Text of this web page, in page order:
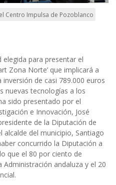
Centro Impulsa de Pozoblanco
para presentar el
Zona Norte’ que implicará a
de casi 789.000 euros
nuevas tecnologías a los
sido presentado por el
e Innovación, José
de la Diputación de
alcalde del municipio, Santiago
concurrido la Diputación a
que el 80 por ciento de
andaluza y el 20